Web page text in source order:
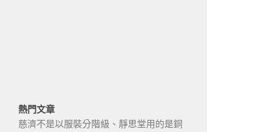
熱門文章
慈濟不是以服裝分階級、靜思堂用的是銅